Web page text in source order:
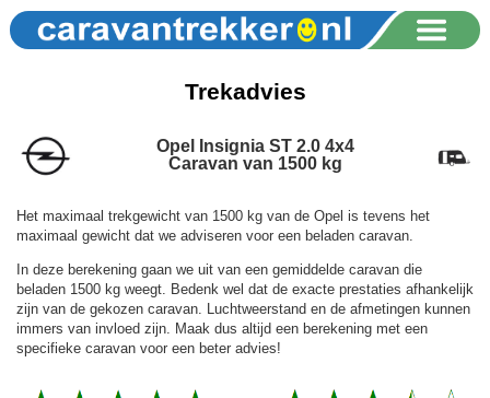
Trekadvies
Opel Insignia ST 2.0 4x4
Caravan van 1500 kg
Het maximaal trekgewicht van 1500 kg van de Opel is tevens het
maximaal gewicht dat we adviseren voor een beladen caravan.
In deze berekening gaan we uit van een gemiddelde caravan die
beladen 1500 kg weegt. Bedenk wel dat de exacte prestaties afhankelijk
zijn van de gekozen caravan. Luchtweerstand en de afmetingen kunnen
immers van invloed zijn. Maak dus altijd een berekening met een
specifieke caravan voor een beter advies!